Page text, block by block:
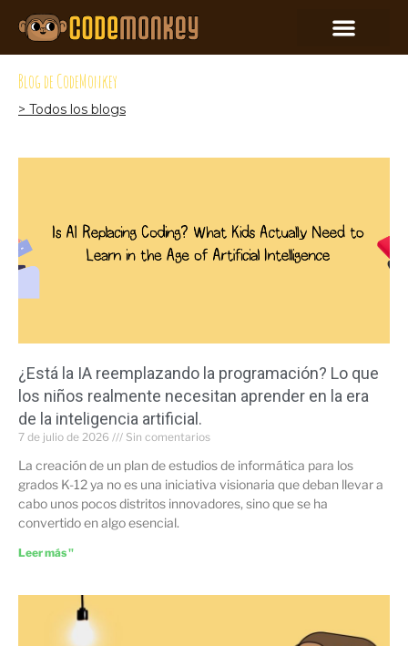
Blog de CodeMonkey
> Todos los blogs
¿Está la IA reemplazando la programación? Lo que
los niños realmente necesitan aprender en la era
de la inteligencia artificial.
7 de julio de 2026 Sin comentarios
La creación de un plan de estudios de informática para los
grados K-12 ya no es una iniciativa visionaria que deban llevar a
cabo unos pocos distritos innovadores, sino que se ha
convertido en algo esencial.
Leer más "